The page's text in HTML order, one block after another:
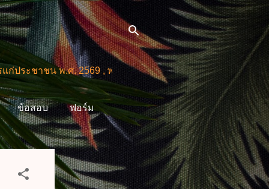
น พ.ศ. 2569 , พ.ร.บ.โอนงบประมาณรายจ่าย พ.ศ. 2569
ข้อสอบ ฟอร์ม